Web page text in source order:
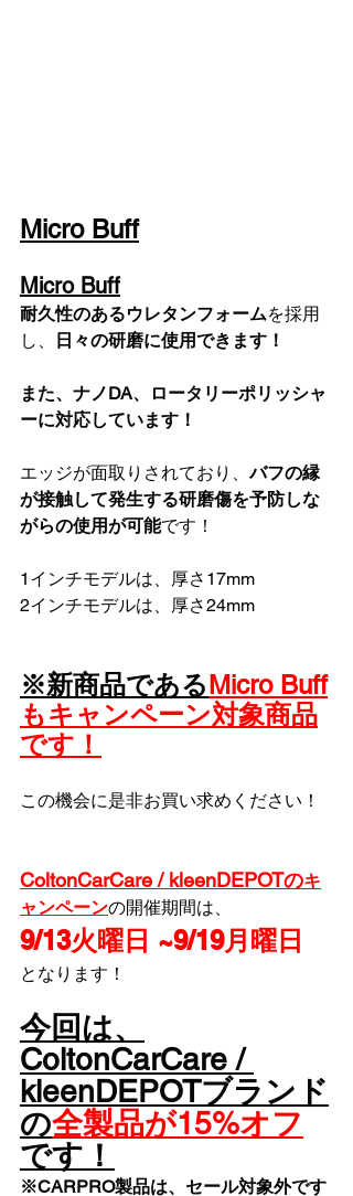
Micro Buff
Micro Buff
耐久性のあるウレタンフォームを採用
し、
日々の研磨に使用できます！
また、ナノDA、ロータリーポリッシャ
ーに対応しています！
エッジが面取りされており、バフの縁
が接触して発生する研磨傷を予防しな
がらの使用が可能です！
1インチモデルは、厚さ17mm
2インチモデルは、厚さ24mm
※新商品であるMicro Buff
もキャンペーン対象商品
です！
この機会に是非お買い求めください！
ColtonCarCare / kleenDEPOTのキ
ャンペーンの開催期間は、
9/13火曜日 ~9/19月曜日
となります！
今回は、
ColtonCarCare /
kleenDEPOTブランド
の全製品が15%オフ
です！
※CARPRO製品は、セール対象外です